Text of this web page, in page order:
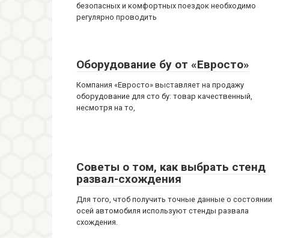
безопасных и комфортных поездок необходимо
регулярно проводить
Оборудование бу от «Евросто»
Компания «Евросто» выставляет на продажу
оборудование для сто бу: товар качественный,
несмотря на то,
Советы о том, как выбрать стенд
развал-схождения
Для того, чтоб получить точные данные о состоянии
осей автомобиля используют стенды развала
схождения.